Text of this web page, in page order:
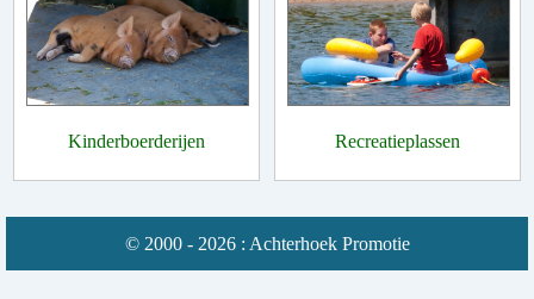
Kinderboerderijen Recreatieplassen
© 2000 - 2026 : Achterhoek Promotie